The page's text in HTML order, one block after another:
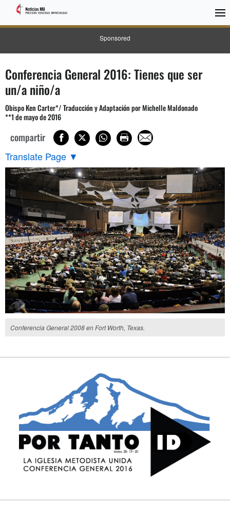
Sponsored
Conferencia General 2016: Tienes que ser
un/a niño/a
Obispo Ken Carter*/ Traducción y Adaptación por Michelle Maldonado
**1 de mayo de 2016
compartir
Translate Page ▼
Conferencia General 2008 en Fort Worth, Texas.